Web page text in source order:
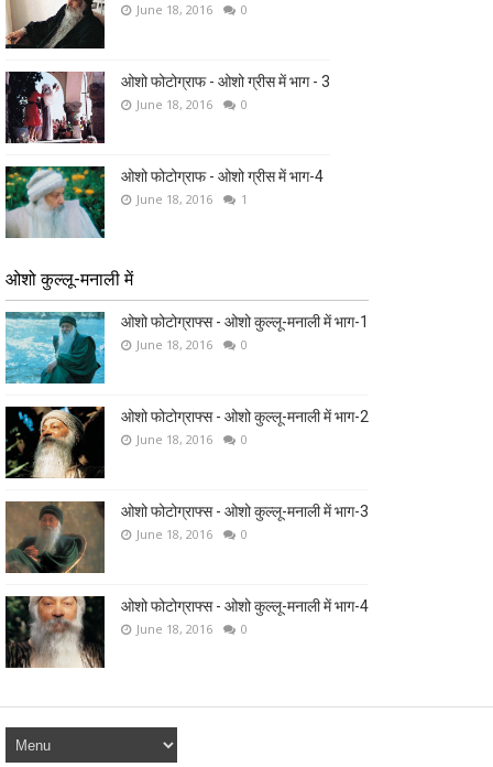
June 18, 2016 0
ओशो फोटोग्राफ - ओशो ग्रीस में भाग - 3
June 18, 2016 0
ओशो फोटोग्राफ - ओशो ग्रीस में भाग-4
June 18, 2016 1
ओशो कुल्लू-मनाली में
ओशो फोटोग्राफ्स - ओशो कुल्लू-मनाली में भाग-1
June 18, 2016 0
ओशो फोटोग्राफ्स - ओशो कुल्लू-मनाली में भाग-2
June 18, 2016 0
ओशो फोटोग्राफ्स - ओशो कुल्लू-मनाली में भाग-3
June 18, 2016 0
ओशो फोटोग्राफ्स - ओशो कुल्लू-मनाली में भाग-4
June 18, 2016 0